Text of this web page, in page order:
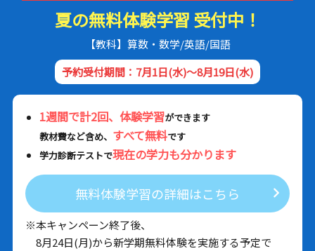
夏の無料体験学習 受付中！
【教科】算数・数学/英語/国語
予約受付期間：7月1日(水)～8月19日(水)
1週間で計2回、体験学習ができます
教材費など含め、 すべて無料です
学力診断テストで現在の学力も分かります
無料体験学習の詳細はこちら
※本キャンペーン終了後、
8月24日(月)から新学期無料体験を実施する予定で